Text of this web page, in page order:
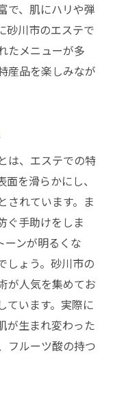
で、肌にハリや弾
砂川市のエステで
たメニューが多
産品を楽しみなが
は、エステでの特
を滑らかにし、
されています。ま
ぐ手助けをしま
ーンが明るくな
しょう。砂川市の
が人気を集めてお
ています。実際に
が生まれ変わった
フルーツ酸の持つ